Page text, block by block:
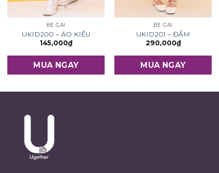
BÉ GÁI
UKID200 – ÁO KIỂU
145,000₫
MUA NGAY
BÉ GÁI
UKID201 – ĐẦM
290,000₫
MUA NGAY